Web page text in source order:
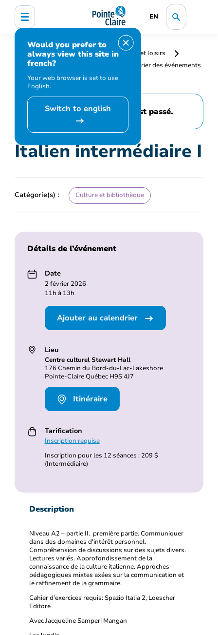
EN
Would you prefer to
always view this site in
french?
Your web browser is set to use
English.
Switch to english
Accueil
Bibliothèque, culture, sports et loisirs
Programmation et inscription
Calendrier des événements
et activités
Italien intermédiaire I
Cet événement est passé.
Italien intermédiaire I
Catégorie(s) : Culture et bibliothèque
Détails de l’événement
Date
2 février 2026
11h à 13h
Ajouter au calendrier
Lieu
Centre culturel Stewart Hall
176 Chemin du Bord-du-Lac-Lakeshore
Pointe-Claire Québec H9S 4J7
Itinéraire
Tarification
Inscription requise
Inscription pour les 12 séances : 209 $
(Intermédiaire)
Description
Niveau A2 – partie II. première partie. Communiquer
dans des domaines d'intérêt personnel.
Compréhension de discussions sur des sujets divers.
Lectures variés. Approfondissement de la
connaissance de la culture italienne. Approches
pédagogiques mixtes axées sur la communication et
le raffinement de la grammaire.
Cahier d’exercices requis: Spazio Italia 2, Loescher
Editore
Avec Jacqueline Samperi Mangan